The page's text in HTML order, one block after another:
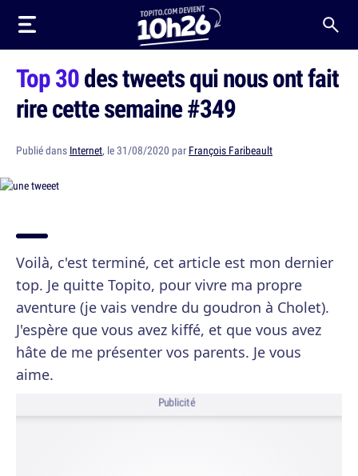
Top 30des tweets qui nous ont fait
rire cette semaine #349
Publié dans Internet, le 31/08/2020 par François Faribeault
Voilà, c'est terminé, cet article est mon dernier
top. Je quitte Topito, pour vivre ma propre
aventure (je vais vendre du goudron à Cholet).
J'espère que vous avez kiffé, et que vous avez
hâte de me présenter vos parents. Je vous
aime.
Publicité